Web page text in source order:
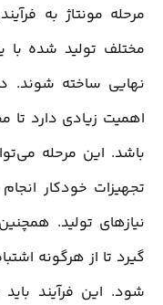
مرحله مونتاژ به
مختلف تولید شده با
نهایی ساخته شوند.
اهمیت زیادی دارد
باشد. این مرحله
تجهیزات خودکار
نیازهای تولید.
گیرد تا از هرگونه
شود. این فرآیند